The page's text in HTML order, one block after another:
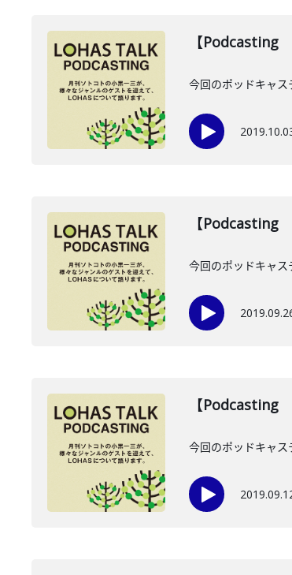
【Podcasting
今回のポッドキャ
【Podcasting
今回のポッドキャス
【Podcasting
今回のポッドキャ